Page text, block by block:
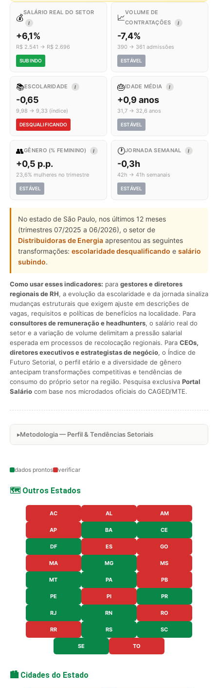
💰
SALÁRIO REAL DO SETOR
I
+6,1%
R$ 2.541 → R$ 2.696
SUBINDO
📈
VOLUME DE
CONTRATAÇÕES
I
-7,4%
390 → 361 admissões
ESTÁVEL
📚ESCOLARIDADE I
-0,65
9,98 → 9,33 (índice)
DESQUALIFICANDO
🎂IDADE MÉDIA I
+0,9 anos
31,7 → 32,6 anos
ESTÁVEL
👥GÊNERO (% FEMININO) I
+0,5 p.p.
23,6% mulheres no trimestre
ESTÁVEL
🕐JORNADA SEMANAL I
-0,3h
42h → 41h semanais
ESTÁVEL
No estado de São Paulo, nos últimos 12 meses
(trimestres 07/2025 a 06/2026), o setor de
Distribuidoras de Energia apresentou as seguintes
transformações: escolaridade desqualificando e salário
subindo.
Como usar esses indicadores: para gestores e diretores
regionais de RH, a evolução da escolaridade e da jornada sinaliza
mudanças estruturais que exigem ajuste em descrições de
vagas, requisitos e políticas de benefícios na localidade. Para
consultores de remuneração e headhunters, o salário real do
setor e a variação de volume delimitam a pressão salarial
esperada em processos de recolocação regionais. Para CEOs,
diretores executivos e estrategistas de negócio, o Índice de
Futuro Setorial, o perfil etário e a diversidade de gênero
antecipam transformações competitivas e tendências de
consumo do próprio setor na região. Pesquisa exclusiva Portal
Salário com base nos microdados oficiais do CAGED/MTE.
Metodologia — Perfil & Tendências Setoriais
dados prontos verificar
🗺️ Outros Estados
AC AL AM
AP BA CE
DF ES GO
MA MG MS
MT PA PB
PE PI PR
RJ RN RO
RR RS SC
SE TO
🏙️ Cidades do Estado